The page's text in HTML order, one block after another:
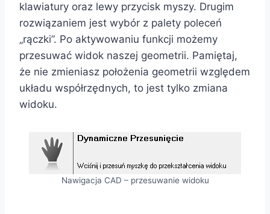
klawiatury oraz lewy przycisk myszy. Drugim
rozwiązaniem jest wybór z palety poleceń
„rączki”. Po aktywowaniu funkcji możemy
przesuwać widok naszej geometrii. Pamiętaj,
że nie zmieniasz położenia geometrii względem
układu współrzędnych, to jest tylko zmiana
widoku.
Nawigacja CAD – przesuwanie widoku